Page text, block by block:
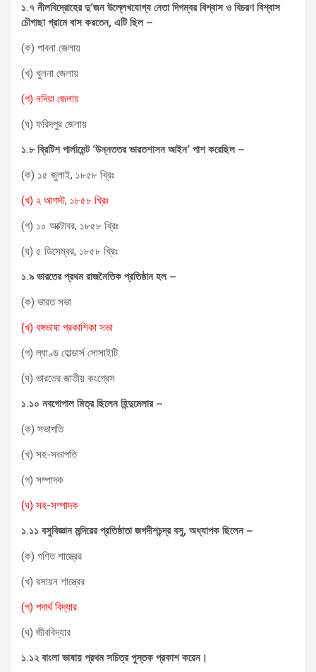
১.৭ নীলবিদ্রোহের দু‘জন উল্লেখযোগ্য নেতা দিগম্বর বিশ্বাস ও বিচরণ বিশ্বাস
চৌগাছা গ্রামে বাস করতেন, এটি ছিল –
(ক) পাবনা জেলায়
(খ) খুলনা জেলায়
(গ) নদিয়া জেলায়
(ঘ) ফরিদপুর জেলায়
১.৮ ব্রিটিশ পার্লামেন্ট ‘উন্নততর ভারতশাসন আইন‘ পাশ করেছিল –
(ক) ১৫ জুলাই, ১৮৫৮ খ্রিঃ
(খ) ২ আগস্ট, ১৮৫৮ খ্রিঃ
(গ) ১০ অক্টোবর, ১৮৫৮ খ্রিঃ
(ঘ) ৫ ডিসেম্বর, ১৮৫৮ খ্রিঃ
১.৯ ভারতের প্রথম রাজনৈতিক প্রতিষ্ঠান হল–
(ক) ভারত সভা
(খ) বঙ্গভাষা প্রকাশিকা সভা
(গ) ল্যাণ্ড হোল্ডার্স সোসাইটি
(ঘ) ভারতের জাতীয় কংগ্রেস
১.১০ নবগোপাল মিত্র ছিলেন হিন্দুমেলার –
(ক) সভাপতি
(খ) সহ-সভাপতি
(গ) সম্পাদক
(ঘ) সহ-সম্পাদক
১.১১ বসুবিজ্ঞান মন্দিরের প্রতিষ্ঠাতা জগদীশচন্দ্র বসু, অধ্যাপক ছিলেন –
(ক) গণিত শাস্ত্রের
(খ) রসায়ন শাস্ত্রের
(গ) পদার্থ বিদ্যার
(ঘ) জীববিদ্যার
১.১২ বাংলা ভাষায় প্রথম সচিত্র পুস্তক প্রকাশ করেন।